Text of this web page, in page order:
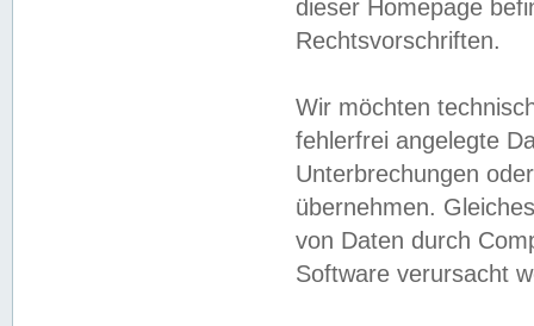
dieser Homepage
Rechtsvorschriften.
Wir möchten
fehlerfrei angelegte
Unterbrechungen
übernehmen.
von Daten durch
Software verursacht